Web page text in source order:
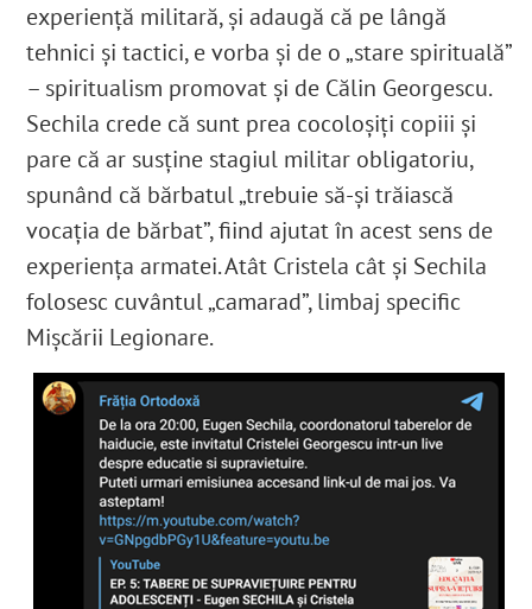
experiență militară, și adaugă că pe lângă
tehnici și tactici, e vorba și de o „stare spirituală”
– spiritualism promovat și de Călin Georgescu.
Sechila crede că sunt prea cocoloșiți copiii și
pare că ar susține stagiul militar obligatoriu,
spunând că bărbatul „trebuie să-și trăiască
vocația de bărbat”, fiind ajutat în acest sens de
experiența armatei. Atât Cristela cât și Sechila
folosesc cuvântul „camarad”, limbaj specific
Mișcării Legionare.